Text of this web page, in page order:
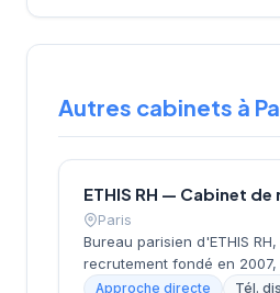
Autres cabinets à
Paris
Bureau parisien d'ETHIS
recrutement fondé en
conseil en ressources
Approche directe
Tél.